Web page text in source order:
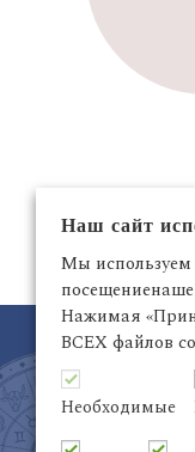
Латвия, Рига,
Электронный
Наш сайт
Мы
Нажимая
ВСЕХ файлов
Необходимые